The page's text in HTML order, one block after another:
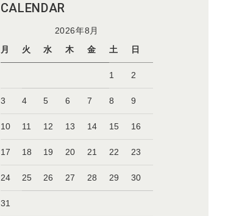
CALENDAR
2026年8月
月
火 水 木 金 土 日
1 2
3 4 5 6 7 8 9
10 11 12 13 14 15 16
17 18 19 20 21 22 23
24 25 26 27 28 29 30
31